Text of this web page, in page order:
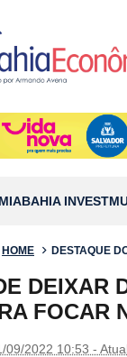
BAHIA INVEST
HOME DESTAQUE
DEIXAR
FOCAR
09/2022 10:53 -